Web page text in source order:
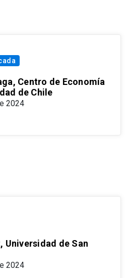
Centro de Economía
de Chile
2024
Universidad de San
2024